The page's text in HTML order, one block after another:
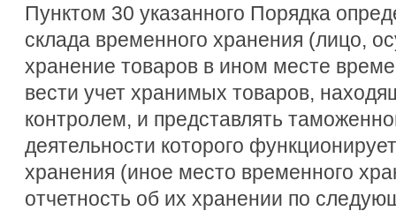
Пунктом 30 указанного Порядка
склада временного хранения (лицо,
хранение товаров в ином месте
вести учет хранимых товаров,
контролем, и представлять
деятельности которого
хранения (иное место временного
отчетность об их хранении по